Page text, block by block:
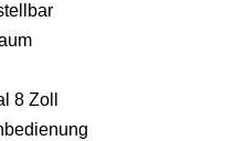
8 Zoll